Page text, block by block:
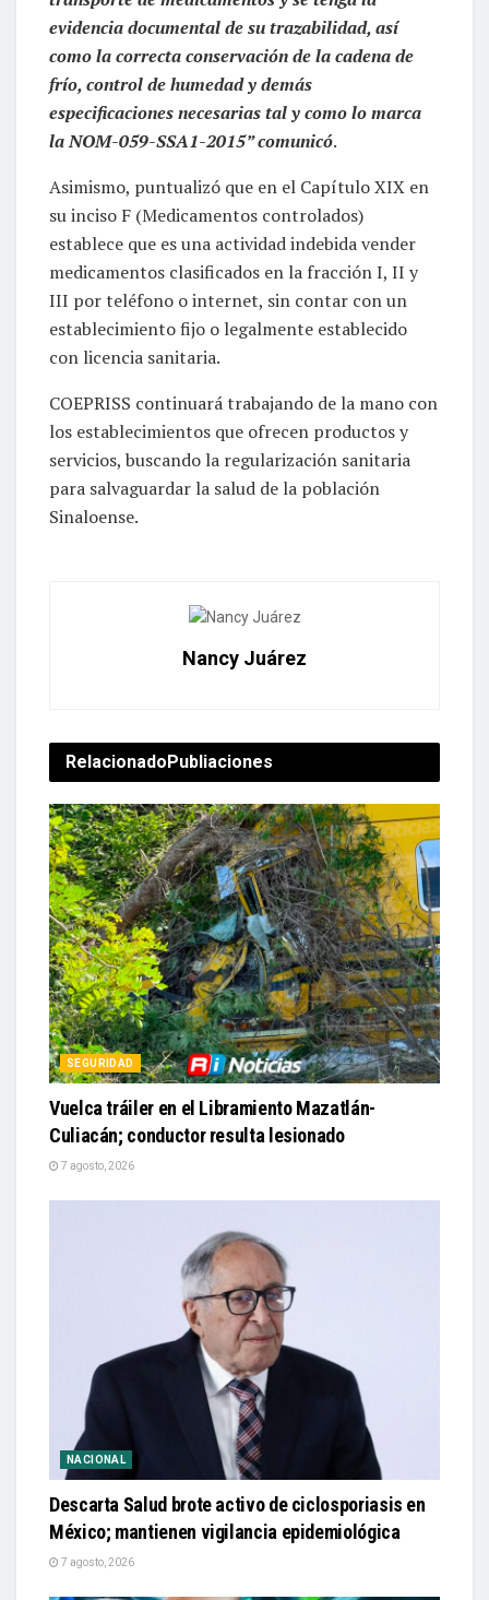
evidencia documental de su trazabilidad, así
como la correcta conservación de la cadena de
frío, control de humedad y demás
especificaciones necesarias tal y como lo marca
la NOM-059-SSA1-2015” comunicó.
Asimismo, puntualizó que en el Capítulo XIX en
su inciso F (Medicamentos controlados)
establece que es una actividad indebida vender
medicamentos clasificados en la fracción I, II y
III por teléfono o internet, sin contar con un
establecimiento fijo o legalmente establecido
con licencia sanitaria.
COEPRISS continuará trabajando de la mano con
los establecimientos que ofrecen productos y
servicios, buscando la regularización sanitaria
para salvaguardar la salud de la población
Sinaloense.
Nancy Juárez
Relacionado Publiaciones
SEGURIDAD
Vuelca tráiler en el Libramiento Mazatlán-
Culiacán; conductor resulta lesionado
7 agosto, 2026
NACIONAL
Descarta Salud brote activo de ciclosporiasis en
México; mantienen vigilancia epidemiológica
7 agosto, 2026